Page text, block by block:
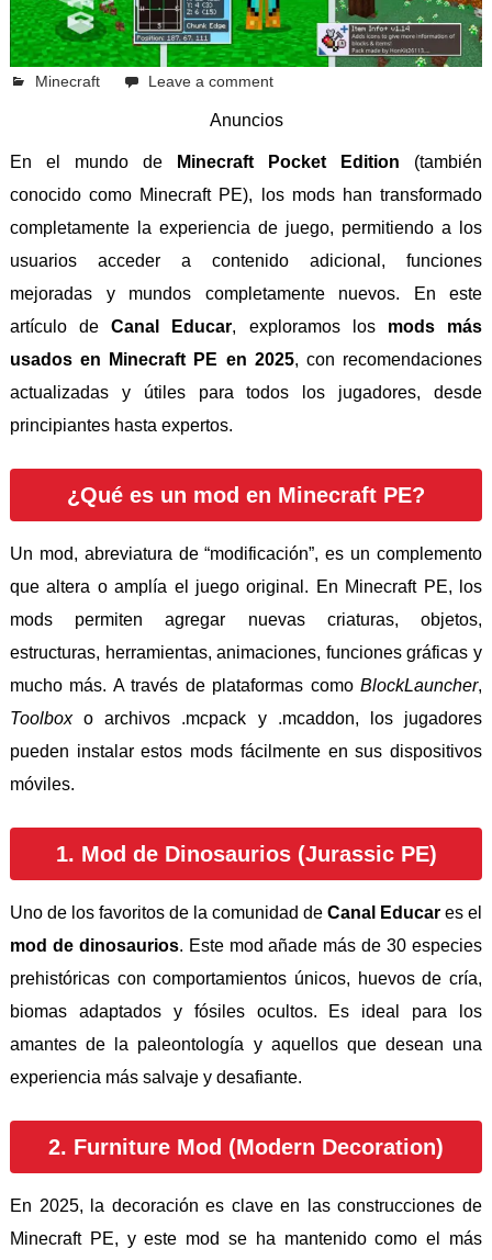
abril 19, 2025
Emilio Casquiño
Minecraft Leave a comment
Anuncios
En el mundo de Minecraft Pocket Edition (también
conocido como Minecraft PE), los mods han transformado
completamente la experiencia de juego, permitiendo a los
usuarios acceder a contenido adicional, funciones
mejoradas y mundos completamente nuevos. En este
artículo deCanal Educar, exploramos los mods más
usados en Minecraft PE en 2025, con recomendaciones
actualizadas y útiles para todos los jugadores, desde
principiantes hasta expertos.
¿Qué es un mod en Minecraft PE?
Un mod, abreviatura de “modificación”, es un complemento
que altera o amplía el juego original. En Minecraft PE, los
mods permiten agregar nuevas criaturas, objetos,
estructuras, herramientas, animaciones, funciones gráficas y
mucho más. A través de plataformas como BlockLauncher,
Toolboxo archivos .mcpack y .mcaddon, los jugadores
pueden instalar estos mods fácilmente en sus dispositivos
móviles.
1. Mod de Dinosaurios (Jurassic PE)
Uno de los favoritos de la comunidad de Canal Educar es el
mod de dinosaurios. Este mod añade más de 30 especies
prehistóricas con comportamientos únicos, huevos de cría,
biomas adaptados y fósiles ocultos. Es ideal para los
amantes de la paleontología y aquellos que desean una
experiencia más salvaje y desafiante.
2. Furniture Mod (Modern Decoration)
En 2025, la decoración es clave en las construcciones de
Minecraft PE, y este mod se ha mantenido como el más